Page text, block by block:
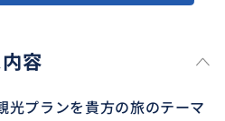
容
光プランを貴方の旅のテーマ